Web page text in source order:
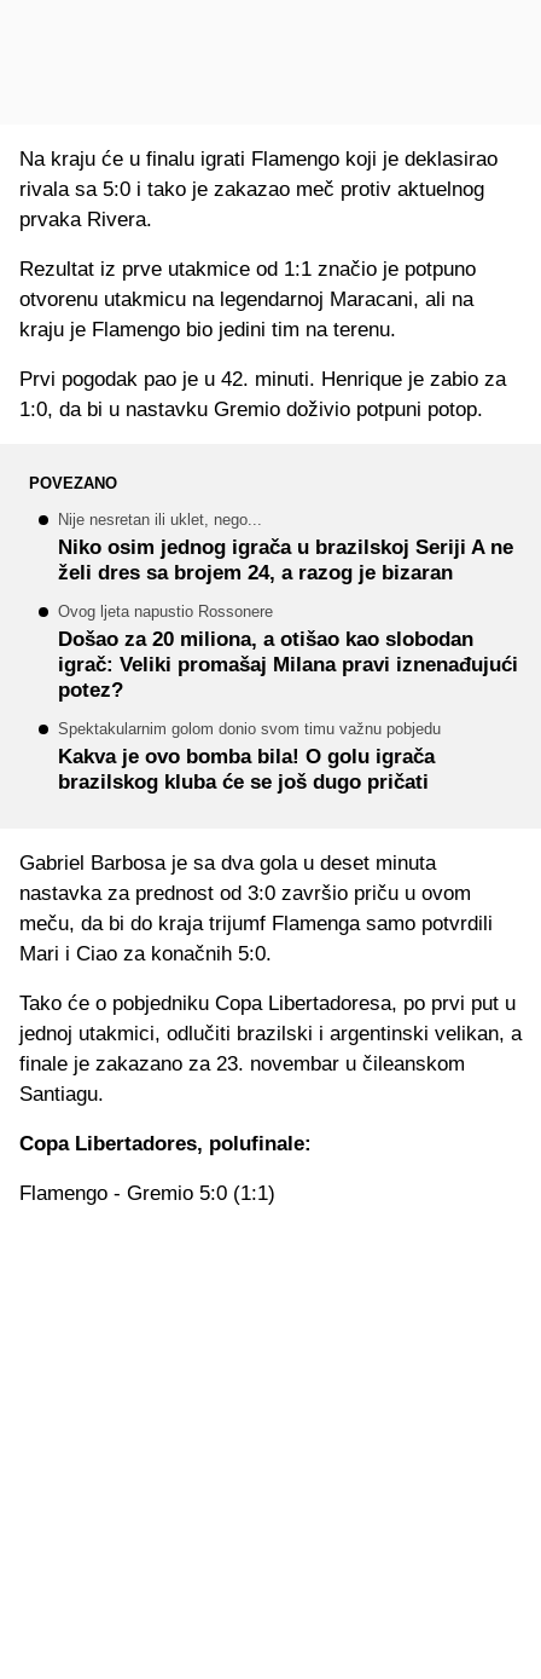
Na kraju će u finalu igrati Flamengo koji je deklasirao
rivala sa 5:0 i tako je zakazao meč protiv aktuelnog
prvaka Rivera.
Rezultat iz prve utakmice od 1:1 značio je potpuno
otvorenu utakmicu na legendarnoj Maracani, ali na
kraju je Flamengo bio jedini tim na terenu.
Prvi pogodak pao je u 42. minuti. Henrique je zabio za
1:0, da bi u nastavku Gremio doživio potpuni potop.
POVEZANO
Nije nesretan ili uklet, nego...
Niko osim jednog igrača u brazilskoj Seriji A ne
želi dres sa brojem 24, a razog je bizaran
Ovog ljeta napustio Rossonere
Došao za 20 miliona, a otišao kao slobodan
igrač: Veliki promašaj Milana pravi iznenađujući
potez?
Spektakularnim golom donio svom timu važnu pobjedu
Kakva je ovo bomba bila! O golu igrača
brazilskog kluba će se još dugo pričati
Gabriel Barbosa je sa dva gola u deset minuta
nastavka za prednost od 3:0 završio priču u ovom
meču, da bi do kraja trijumf Flamenga samo potvrdili
Mari i Ciao za konačnih 5:0.
Tako će o pobjedniku Copa Libertadoresa, po prvi put u
jednoj utakmici, odlučiti brazilski i argentinski velikan, a
finale je zakazano za 23. novembar u čileanskom
Santiagu.
Copa Libertadores, polufinale:
Flamengo - Gremio 5:0 (1:1)